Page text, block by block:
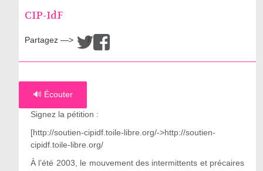
CIP-IdF
Partagez —> /
🔊 Écouter
Signez la pétition :
[http://soutien-cipidf.toile-libre.org/->http://soutien-
cipidf.toile-libre.org/
À l’été 2003, le mouvement des intermittents et précaires